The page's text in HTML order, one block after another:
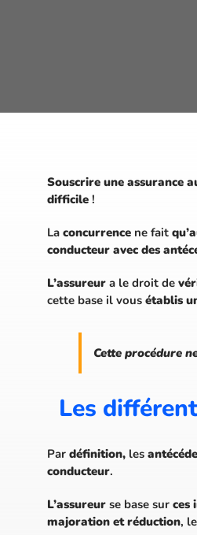
Souscrire une assurance
difficile!
La concurrencene fait
conducteur avec des
L’assureura le droit de
cette base il vous établis
Cette procédure
Les
Par définition,les
conducteur.
L’assureurse base sur ces
majoration et réduction,